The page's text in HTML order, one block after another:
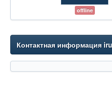
offline
Контактная информация